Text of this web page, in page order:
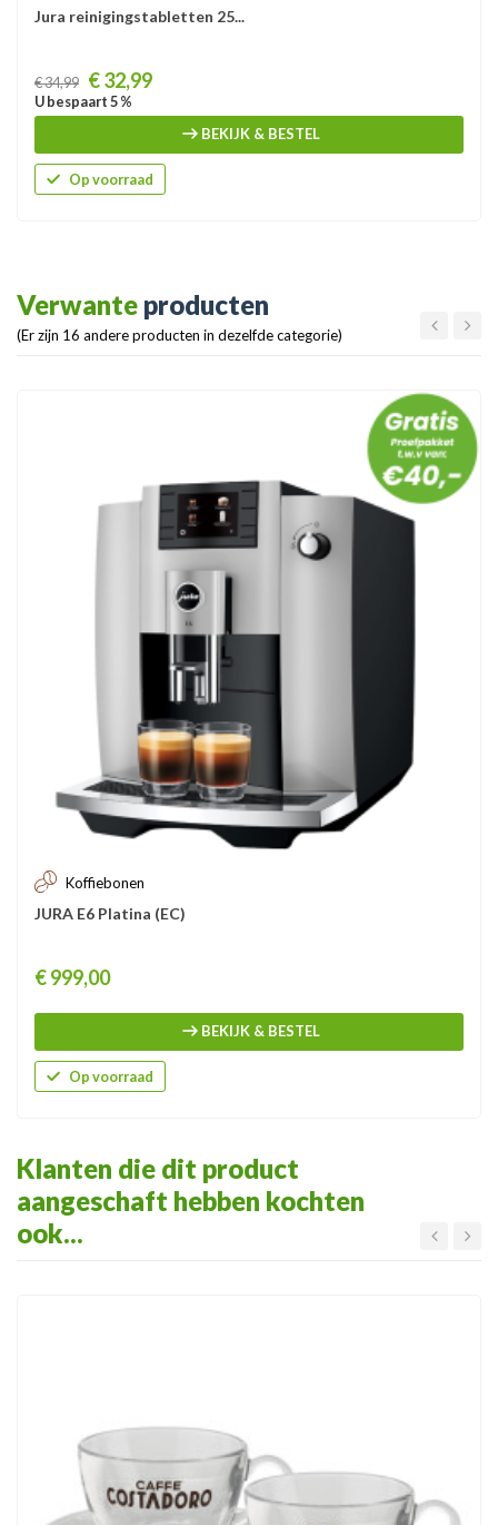
Jura reinigingstabletten 25...
Prijs
€ 34,99 € 32,99
U bespaart 5 %
BEKIJK & BESTEL
Op voorraad
Verwante producten
(Er zijn 16 andere producten in dezelfde categorie)
Koffiebonen
JURA E6 Platina (EC)
Prijs
€ 999,00
BEKIJK & BESTEL
Op voorraad
Klanten die dit product
aangeschaft hebben kochten
ook...